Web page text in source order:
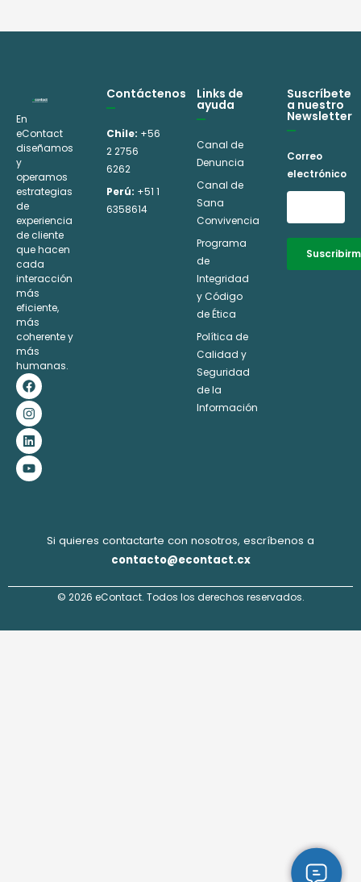
En
eContact
diseñamos
y
operamos
estrategias
de
experiencia
de cliente
que hacen
cada
interacción
más
eficiente,
más
coherente y
más
humanas.
F
a
c
e
b
o
o
k
I
n
s
t
a
g
r
a
m
L
i
n
k
e
d
i
n
Y
o
u
t
u
b
e
Contáctenos
Chile: +56
2 2756
6262
Perú: +51 1
6358614
Links de
ayuda
Canal de
Denuncia
Canal de
Sana
Convivencia
Programa
de
Integridad
y Código
de Ética
Política de
Calidad y
Seguridad
de la
Información
Suscríbete
a nuestro
Newsletter
Correo
electrónico
Si quieres contactarte con nosotros, escríbenos a
contacto@econtact.cx
© 2026 eContact. Todos los derechos reservados.